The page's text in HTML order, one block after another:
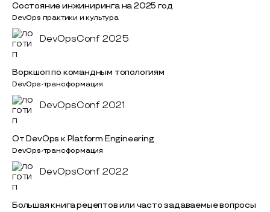
Состояние инжиниринга на 2025 год
DevOps практики и культура
DevOpsConf 2025
Воркшоп по командным топологиям
DevOps-трансформация
DevOpsConf 2021
От DevOps к Platform Engineering
DevOps-трансформация
DevOpsConf 2022
Большая книга рецептов или часто задаваемые вопросы